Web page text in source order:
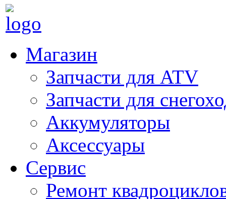
Магазин
Запчасти для ATV
Запчасти для
Аккумуляторы
Аксессуары
Сервис
Ремонт